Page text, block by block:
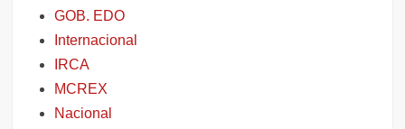
GOB. EDO
Internacional
IRCA
MCREX
Nacional